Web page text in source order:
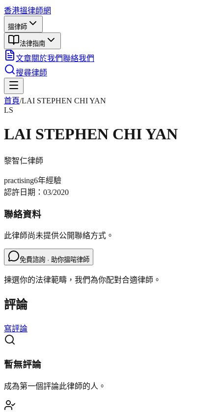
香港搵律師網
搵律師
法律指南
文章關於我們聯絡我們
搜尋律師
首頁/LAI STEPHEN CHI YAN
LS
LAI STEPHEN CHI YAN
黎智仁律師
practising6年經驗
認許日期： 03/2020
聯絡資料
此律師尚未提供公開聯絡方式。
免費諮詢 · 助你搵啱律師
揀選你的法律範疇，我們為你配對合適律師。
評論
寫評論
暫無評論
成為第一個評論此律師的人。